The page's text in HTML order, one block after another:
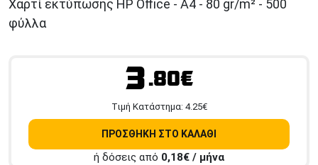
Χαρτί εκτύπωσης HP Office - A4 - 80 gr/m² - 500
φύλλα
3.80€
Tιμή Κατάστημα: 4.25€
ΠΡΟΣΘΗΚΗ ΣΤΟ ΚΑΛΑΘΙ
ή δόσεις από 0,18€ / μήνα